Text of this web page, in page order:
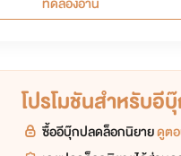
โปรโมชันสำหรับอี
ซื้ออีบุ๊กปลดล็อกนิยายดูต